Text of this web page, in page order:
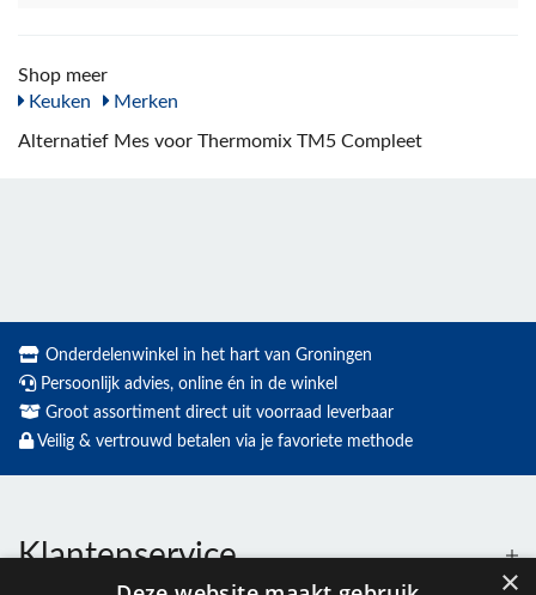
Shop meer
Keuken
Merken
Alternatief Mes voor Thermomix TM5 Compleet
Onderdelenwinkel in het hart van Groningen
Persoonlijk advies, online én in de winkel
Groot assortiment direct uit voorraad leverbaar
Veilig & vertrouwd betalen via je favoriete methode
Klantenservice
×